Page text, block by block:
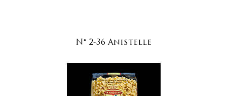
N° 2-36 Anistelle